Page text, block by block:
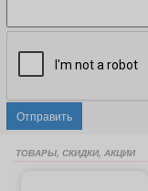
Отправить
ТОВАРЫ, СКИДКИ, АКЦИИ